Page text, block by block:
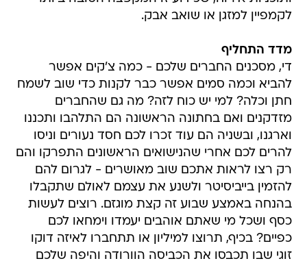
לקמפיין למזגן או שואב אבק.
מדד התחליף
די, מסכנים החברים שלכם - כמה צ'קים אפשר
להביא וכמה סמים אפשר כבר לקנות כדי שוב לשמח
חתן וכלה? למי יש כוח לזה? מה גם שהחברים
מזדקנים ואם בחתונה הראשונה הם התלהבו ותכננו
וארגנו, ובשניה הם עוד זכרו לכם חסד נעורים וניסו
להרים לכם אחרי שהנישואים הראשונים התפרקו והם
רק רצו לראות אתכם שוב מאושרים - לגרום להם
להזמין בייביסיטר ולשנע את עצמם לאולם שתקבלו
בהנחה באמצע שבוע זה קצת מוגזם. רוצים לעשות
כסף ושכל מי שאתם אוהבים יעמדו וימחאו לכם
כפיים? בכיף, תרוצו למיליון או תתחברו לאיזה דוקו
זוגי שבו תכבסו את הכביסה הוורודה והיפה שלכם